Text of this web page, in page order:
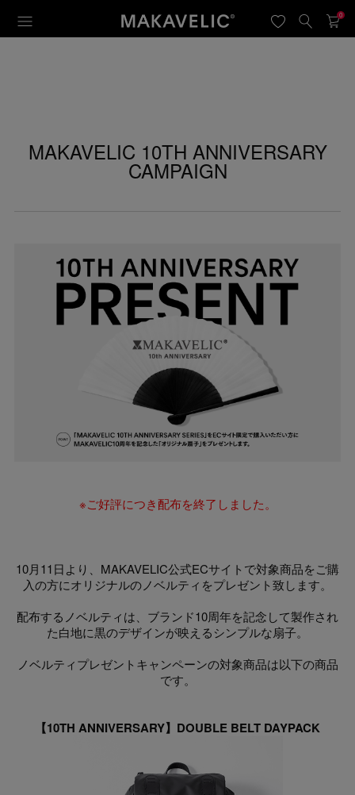
0
MAKAVELIC 10TH ANNIVERSARY
CAMPAIGN
※ご好評につき配布を終了しました。
10月11日より、MAKAVELIC公式ECサイトで対象商品をご購
入の方にオリジナルのノベルティをプレゼント致します。
配布するノベルティは、ブランド10周年を記念して製作され
た白地に黒のデザインが映えるシンプルな扇子。
ノベルティプレゼントキャンペーンの対象商品は以下の商品
です。
【10TH ANNIVERSARY】DOUBLE BELT DAYPACK